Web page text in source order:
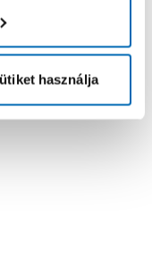
használja